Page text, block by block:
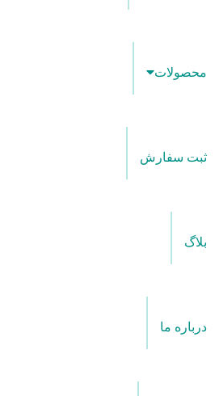
محصولات
ثبت سفارش
بلاگ
درباره ما